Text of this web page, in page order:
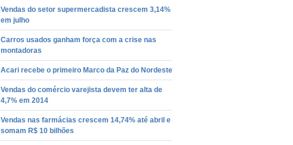
Vendas do setor supermercadista crescem 3,14%
em julho
Carros usados ganham força com a crise nas
montadoras
Acari recebe o primeiro Marco da Paz do Nordeste
Vendas do comércio varejista devem ter alta de
4,7% em 2014
Vendas nas farmácias crescem 14,74% até abril e
somam R$ 10 bilhões